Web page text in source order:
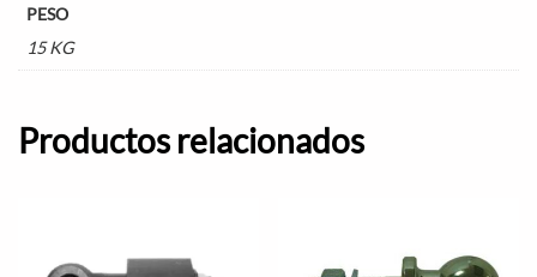
PESO
15 KG
Productos relacionados